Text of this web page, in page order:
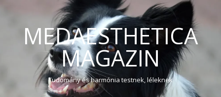
MEDAESTHETICA
MAGAZIN
Tudomány és harmónia testnek, léleknek